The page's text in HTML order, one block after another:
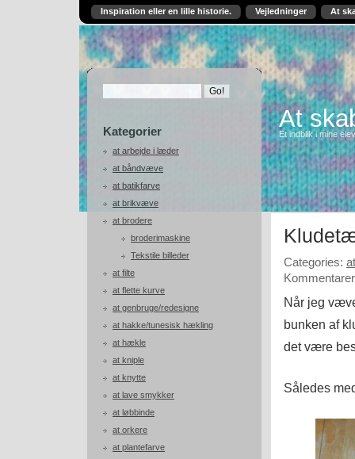
Inspiration eller en lille historie. Vejledninger At
Kategorier
at arbejde i læder
at båndvæve
at batikfarve
at brikvæve
at brodere
broderimaskine
Tekstile billeder
at filte
at flette kurve
at genbruge/redesigne
at hakke/tunesisk hækling
at hækle
at kniple
at knytte
at lave smykker
at løbbinde
at orkere
at plantefarve
At
Et indblik i mine
Categories:
Når jeg
bunken af
det være
Således